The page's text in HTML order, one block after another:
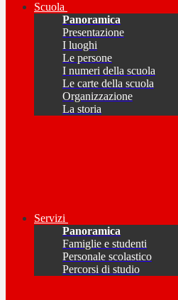
Scuola
Panoramica
Presentazione
I luoghi
Le persone
I numeri della scuola
Le carte della scuola
Organizzazione
La storia
Servizi
Panoramica
Famiglie e studenti
Personale scolastico
Percorsi di studio